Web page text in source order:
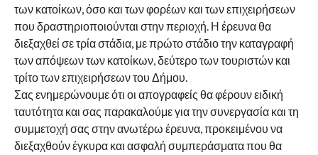
των κατοίκων, όσο και των φορέων και των επιχειρήσεων
που δραστηριοποιούνται στην περιοχή. Η έρευνα θα
διεξαχθεί σε τρία στάδια, με πρώτο στάδιο την καταγραφή
των απόψεων των κατοίκων, δεύτερο των τουριστών και
τρίτο των επιχειρήσεων του Δήμου.
Σας ενημερώνουμε ότι οι απογραφείς θα φέρουν ειδική
ταυτότητα και σας παρακαλούμε για την συνεργασία και τη
συμμετοχή σας στην ανωτέρω έρευνα, προκειμένου να
διεξαχθούν έγκυρα και ασφαλή συμπεράσματα που θα